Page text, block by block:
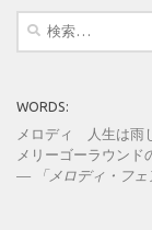
WORDS:
メロディ 人生は雨
メリーゴーラウンド
—
「メロディ・フ